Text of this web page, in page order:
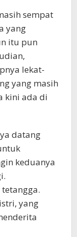
sempat
yang
itu pun
lekat-
yang masih
kini ada di
datang
keduanya
yang